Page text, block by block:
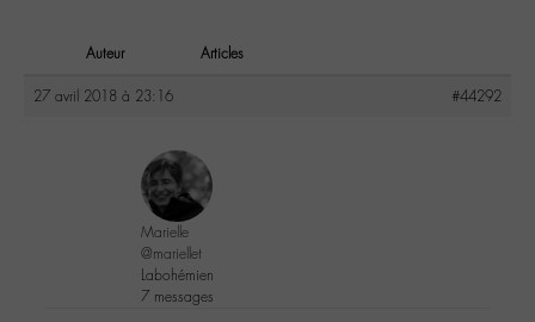
Auteur Articles
27 avril 2018 à 23:16 #44292
Marielle
@mariellet
Labohémien
7 messages